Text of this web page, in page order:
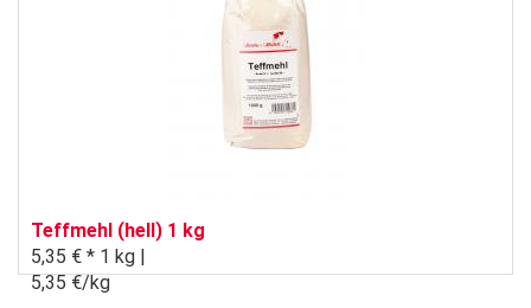
Teffmehl (hell) 1 kg
5,35 € * 1 kg |
5,35 €/kg